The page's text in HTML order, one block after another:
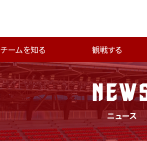
チームを知る 観戦する
ニュース